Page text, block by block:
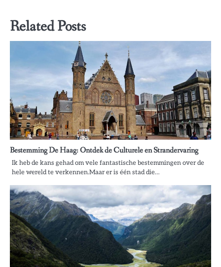
Related Posts
Bestemming De Haag: Ontdek de Culturele en Strandervaring
Ik heb de kans gehad om vele fantastische bestemmingen over de
hele wereld te verkennen.Maar er is één stad die…